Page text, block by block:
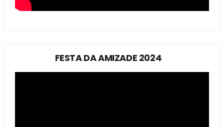
FESTA DA AMIZADE 2024